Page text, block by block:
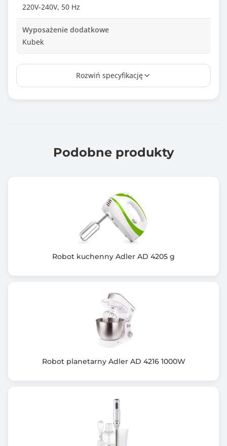
220V-240V, 50 Hz
Wyposażenie dodatkowe
Kubek
Informacje dodatkowe
Odłączana końcówka: Tak
Rozdrabniacz: Tak
Rozwiń specyfikację
Podobne produkty
Robot kuchenny Adler AD 4205 g
Robot planetarny Adler AD 4216 1000W